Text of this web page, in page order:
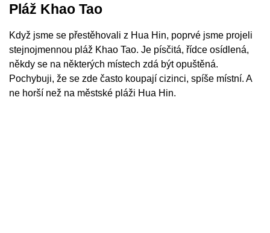
Pláž Khao Tao
Když jsme se přestěhovali z Hua Hin, poprvé jsme projeli
stejnojmennou pláž Khao Tao. Je písčitá, řídce osídlená,
někdy se na některých místech zdá být opuštěná.
Pochybuji, že se zde často koupají cizinci, spíše místní. A
ne horší než na městské pláži Hua Hin.